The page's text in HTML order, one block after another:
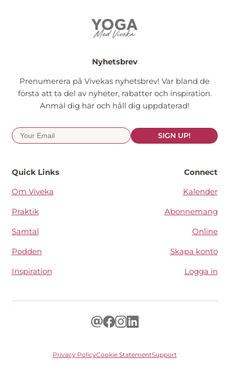
Quick Links
Om Viveka
Praktik
Samtal
Podden
Inspiration
Connect
Kalender
Abonnemang
Online
Skapa konto
Logga in
Nyhetsbrev
Prenumerera på Vivekas nyhetsbrev! Var bland de
första att ta del av nyheter, rabatter och inspiration.
Anmäl dig här och håll dig uppdaterad!
SIGN UP!
.
Privacy PolicyCookie StatementSupport